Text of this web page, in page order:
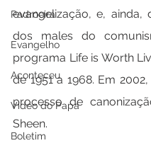
Padroeira
Evangelho
Aconteceu
Video do Papa
Boletim
evangelização, e, ainda,
dos males do
programa Life is Worth
de 1951 a 1968. Em
processo de
Sheen.